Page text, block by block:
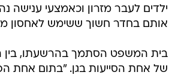
ילדים לעבר מזרון וכאמצעי ענישה
אותם בחדר חשוך ששימש לאחסון
בית המשפט הסתמך בהרשעתו, בין
של אחת הסייעות בגן. "בתום אחת